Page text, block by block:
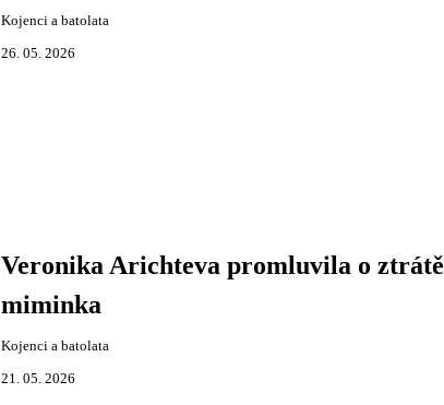
Kojenci a batolata
26. 05. 2026
Veronika Arichteva promluvila o ztrátě
miminka
Kojenci a batolata
21. 05. 2026